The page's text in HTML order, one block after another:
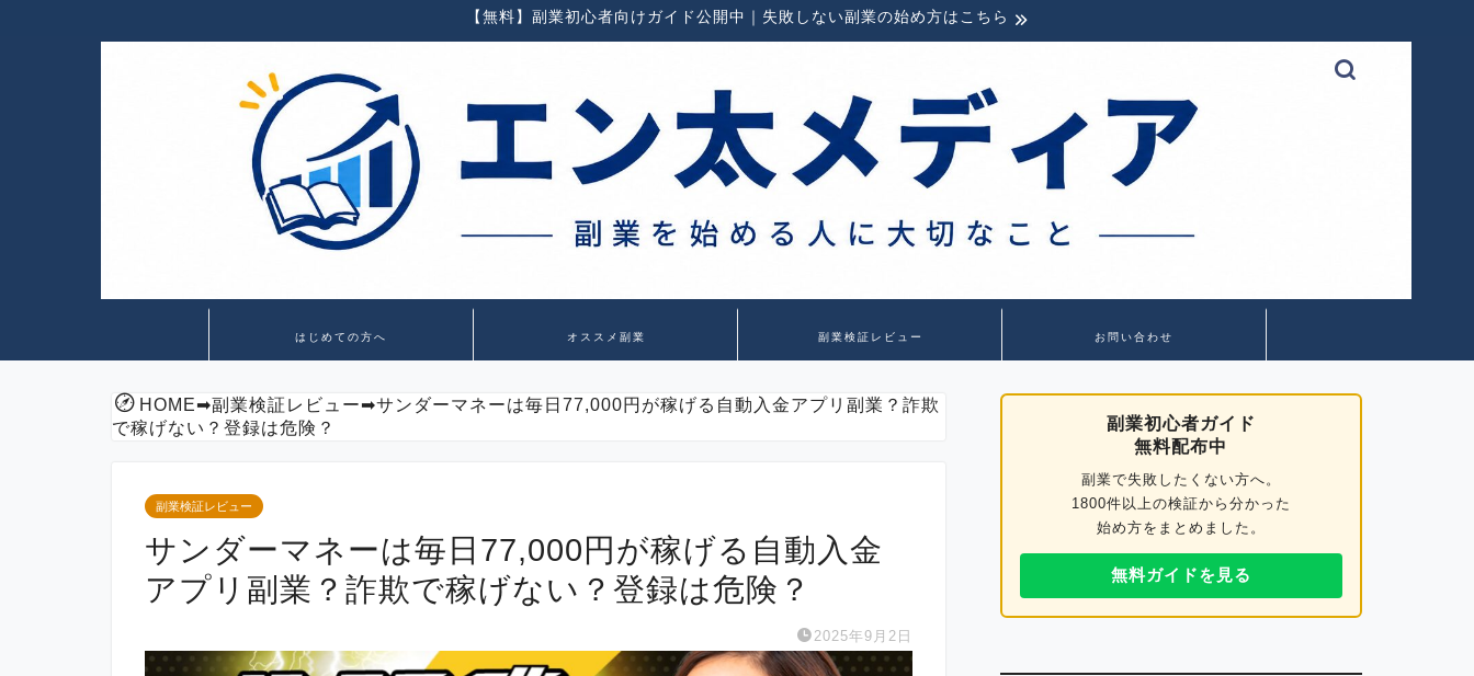
【無料】副業初心者向けガイド公開中｜失敗しない副業の始め方はこちら
はじめての方へ オススメ副業 副業検証レビュー お問い合わせ
HOME➡副業検証レビュー➡サンダーマネーは毎日77,000円が稼げる自動入金アプリ副業？詐欺
で稼げない？登録は危険？
副業検証レビュー
サンダーマネーは毎日77,000円が稼げる自動入金
アプリ副業？詐欺で稼げない？登録は危険？
2025年9月2日
副業初心者ガイド
無料配布中
副業で失敗したくない方へ。
1800件以上の検証から分かった
始め方をまとめました。
無料ガイドを見る